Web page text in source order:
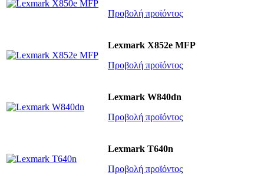
Προβολή προϊόντος
Lexmark X852e MFP
Προβολή προϊόντος
Lexmark W840dn
Προβολή προϊόντος
Lexmark T640n
Προβολή προϊόντος